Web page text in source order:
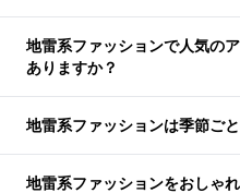
地雷系ファッションで人気の
ありますか？
地雷系ファッションは季節ご
地雷系ファッションをおしゃ